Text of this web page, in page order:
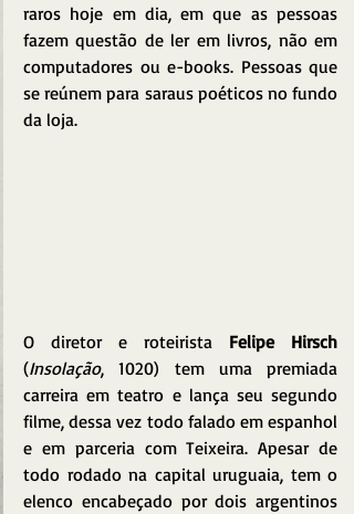
raros hoje em dia, em que as pessoas
fazem questão de ler em livros, não em
computadores ou e-books. Pessoas que
se reúnem para saraus poéticos no fundo
da loja.
O diretor e roteirista Felipe Hirsch
(Insolação, 1020) tem uma premiada
carreira em teatro e lança seu segundo
filme, dessa vez todo falado em espanhol
e em parceria com Teixeira. Apesar de
todo rodado na capital uruguaia, tem o
elenco encabeçado por dois argentinos